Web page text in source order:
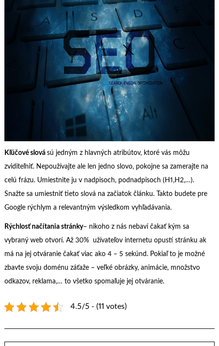
Kľúčové slová sú jedným z hlavných atribútov, ktoré vás môžu
zviditeľniť. Nepoužívajte ale len jedno slovo, pokojne sa zamerajte na
celú frázu. Umiestnite ju v nadpisoch, podnadpisoch (H1,H2,…).
Snažte sa umiestniť tieto slová na začiatok článku. Takto budete pre
Google rýchlym a relevantným výsledkom vyhľadávania.
Rýchlosť načítania stránky– nikoho z nás nebaví čakať kým sa
vybraný web otvorí. Až 30% užívateľov internetu opustí stránku ak
má na jej otváranie čakať viac ako 4 – 5 sekúnd. Pokiaľ to je možné
zbavte svoju doménu záťaže – veľké obrázky, animácie, množstvo
odkazov, reklama,… to všetko spomaľuje jej otváranie.
4.5/5 - (11 votes)